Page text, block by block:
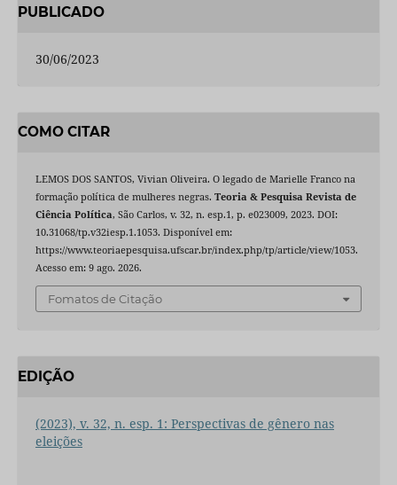
PUBLICADO
30/06/2023
COMO CITAR
LEMOS DOS SANTOS, Vivian Oliveira. O legado de Marielle Franco na
formação política de mulheres negras. Teoria & Pesquisa Revista de
Ciência Política, São Carlos, v. 32, n. esp.1, p. e023009, 2023. DOI:
10.31068/tp.v32iesp.1.1053. Disponível em:
https://www.teoriaepesquisa.ufscar.br/index.php/tp/article/view/1053.
Acesso em: 9 ago. 2026.
Fomatos de Citação
EDIÇÃO
(2023), v. 32, n. esp. 1: Perspectivas de gênero nas
eleições